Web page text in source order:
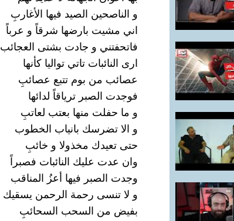
و الناصحين الصيد فيها الأغاربِ
اني مشيت بارضها شرقاً و عرباً
فاتحفتني و جادت بشتى العجائب
ارى النائبات تاتي تواليا كأنها
عصائب من بوم تتبع عصائبِ
فوجدت الصبر ترياقاً لدائها
و ما حفلت منها بعتب لعاتبِ
و الا تضرسك بانياب الخطوب
حتى تعيدك مخذولا و خائبِ
وان عدت عليك النائبات فصبراً
وجدت الصبر فيها أعزُ المناقب
و لا تنسى رحمة الرحمن يسقيك
بفيض من السحب السحائبِ